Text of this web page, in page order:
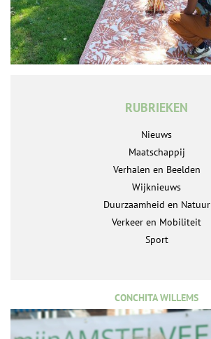
RUBRIEKEN
Nieuws
Maatschappij
Verhalen en Beelden
Wijknieuws
Duurzaamheid en Natuur
Verkeer en Mobiliteit
Sport
CONCHITA WILLEMS